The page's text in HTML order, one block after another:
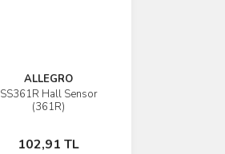
ALLEGRO
SS361R Hall Sensor
(361R)
102,91 TL
İncele
Sepete Ekle